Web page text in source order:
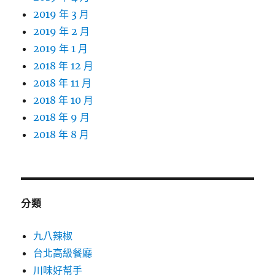
2019 年 3 月
2019 年 2 月
2019 年 1 月
2018 年 12 月
2018 年 11 月
2018 年 10 月
2018 年 9 月
2018 年 8 月
分類
九八辣椒
台北高級餐廳
川味好幫手